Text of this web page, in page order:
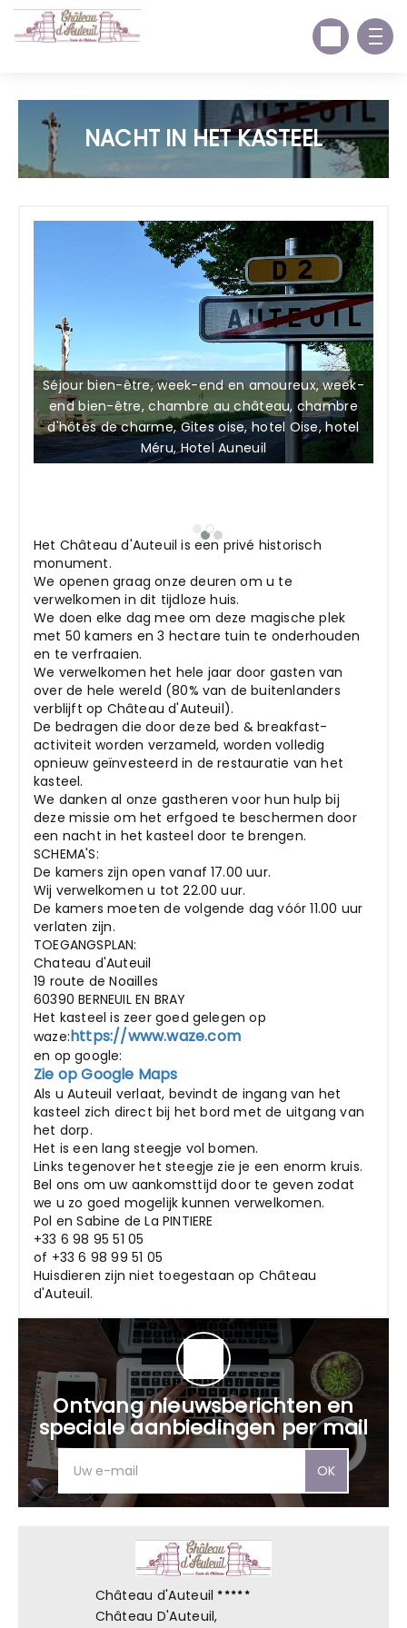
NACHT IN HET KASTEEL
Séjour bien-être, week-end en amoureux, week-
end bien-être, chambre au château, chambre
d'hôtes de charme, Gites oise, hotel Oise, hotel
Méru, Hotel Auneuil
Het Château d'Auteuil is een privé historisch
monument.
We openen graag onze deuren om u te
verwelkomen in dit tijdloze huis.
We doen elke dag mee om deze magische plek
met 50 kamers en 3 hectare tuin te onderhouden
en te verfraaien.
We verwelkomen het hele jaar door gasten van
over de hele wereld (80% van de buitenlanders
verblijft op Château d'Auteuil).
De bedragen die door deze bed & breakfast-
activiteit worden verzameld, worden volledig
opnieuw geïnvesteerd in de restauratie van het
kasteel.
We danken al onze gastheren voor hun hulp bij
deze missie om het erfgoed te beschermen door
een nacht in het kasteel door te brengen.
SCHEMA'S:
De kamers zijn open vanaf 17.00 uur.
Wij verwelkomen u tot 22.00 uur.
De kamers moeten de volgende dag vóór 11.00 uur
verlaten zijn.
TOEGANGSPLAN:
Chateau d'Auteuil
19 route de Noailles
60390 BERNEUIL EN BRAY
Het kasteel is zeer goed gelegen op
waze:https://www.waze.com
en op google:
Zie op Google Maps
Als u Auteuil verlaat, bevindt de ingang van het
kasteel zich direct bij het bord met de uitgang van
het dorp.
Het is een lang steegje vol bomen.
Links tegenover het steegje zie je een enorm kruis.
Bel ons om uw aankomsttijd door te geven zodat
we u zo goed mogelijk kunnen verwelkomen.
Pol en Sabine de La PINTIERE
+33 6 98 95 51 05
of +33 6 98 99 51 05
Huisdieren zijn niet toegestaan op Château
d'Auteuil.
Ontvang nieuwsberichten en
speciale aanbiedingen per mail
OK
Château d'Auteuil
Château D'Auteuil,